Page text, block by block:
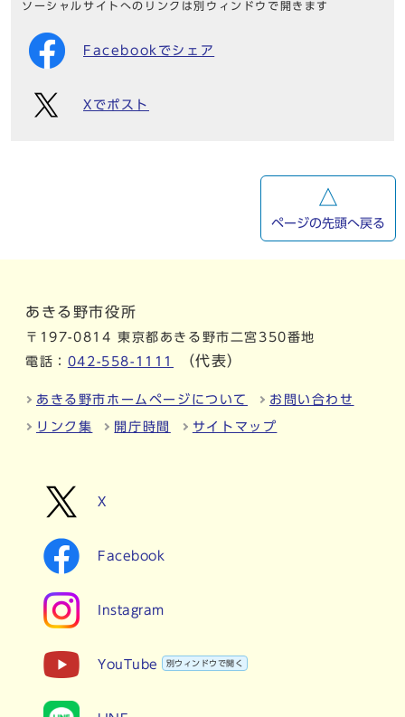
ソーシャルサイトへのリンクは別ウィンドウで開きます
Facebookでシェア
Xでポスト
ページの先頭へ戻る
あきる野市役所
〒197-0814 東京都あきる野市二宮350番地
電話： 042-558-1111 （代表）
あきる野市ホームページについて お問い合わせ
リンク集 開庁時間 サイトマップ
X
Facebook
Instagram
YouTube 別ウィンドウで開く